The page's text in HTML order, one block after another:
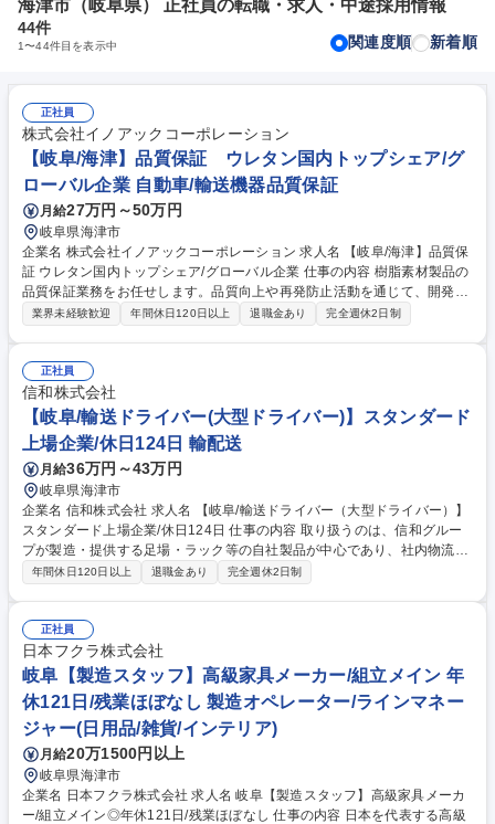
海津市（岐阜県） 正社員の転職・求人・中途採用情報
44件
1〜44件目を表示中 関連度順 新着順
正社員
株式会社イノアックコーポレーション
【岐阜/海津】品質保証 ウレタン国内トップシェア/グ
ローバル企業 自動車/輸送機器品質保証
月給27万円～50万円
岐阜県海津市
企業名 株式会社イノアックコーポレーション 求人名 【岐阜/海津】品質保
証 ウレタン国内トップシェア/グローバル企業 仕事の内容 樹脂素材製品の
品質保証業務をお任せします。品質向上や再発防止活動を通じて、開発か
ら量産、市場まで一貫した品質づくりに携わり、顧客満足度向上へ貢献い
工程変更・量産移行・初期流動管理、規格書・納入仕様書など各種標準類
の作成を行います。 ■品質向上：ISO推進活動、試験成績書発行、定期物
性試験を通じ品質維持・向上を推進します。 ※将来的には係長を目指せる
方を歓迎します 募集職種 【岐阜/海津】品質保証 ウレタン国内トップシェ
ア/グローバル企業
業界未経験歓迎 年間休日120日以上 退職金あり 完全週休2日制
正社員
信和株式会社
【岐阜/輸送ドライバー(大型ドライバー)】スタンダード
上場企業/休日124日 輸配送
月給36万円～43万円
岐阜県海津市
企業名 信和株式会社 求人名 【岐阜/輸送ドライバー（大型ドライバー）】
スタンダード上場企業/休日124日 仕事の内容 取り扱うのは、信和グルー
プが製造・提供する足場・ラック等の自社製品が中心であり、社内物流の
安定運用およびお客様への安定供給に直結するポジションです。 【具体的
物流拠点等）への機材配送・回収業務 ■フォークリフトを用いた機材の積
み込み・荷下ろし作業 ■玉掛け作業による機材の安全な荷役・固定作業 ■
車両および機材の点検・簡易メンテナンス、安全衛生・品質に関する記
録・報告業務 募集職種 【岐阜/輸送ドライバー（大型ドライバー）】スタ
ンダード上場企業/休日124日
年間休日120日以上 退職金あり 完全週休2日制
正社員
日本フクラ株式会社
岐阜【製造スタッフ】高級家具メーカー/組立メイン 年
休121日/残業ほぼなし 製造オペレーター/ラインマネー
ジャー(日用品/雑貨/インテリア)
月給20万1500円以上
岐阜県海津市
企業名 日本フクラ株式会社 求人名 岐阜【製造スタッフ】高級家具メーカ
ー/組立メイン◎年休121日/残業ほぼなし 仕事の内容 日本を代表する高級